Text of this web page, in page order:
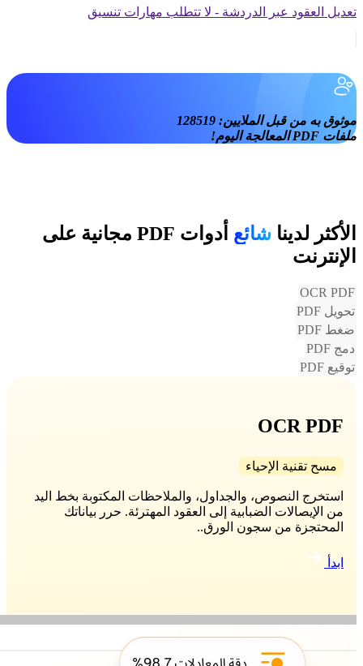
تعديل العقود عبر الدردشة - لا تتطلب مهارات تنسيق
موثوق به من قبل الملايين: 128519
ملفات PDF المعالجة اليوم!
الأكثر لدينا شائع
أدوات PDF مجانية على
الإنترنت
OCR PDF
تحويل PDF
ضغط PDF
دمج PDF
توقيع PDF
OCR PDF
مسح تقنية الإحياء
استخرج النصوص، والجداول، والملاحظات المكتوبة بخط اليد
من الإيصالات الضبابية إلى العقود المهترئة. حرر بياناتك
المحتجزة من سجون الورق..
ابدأ